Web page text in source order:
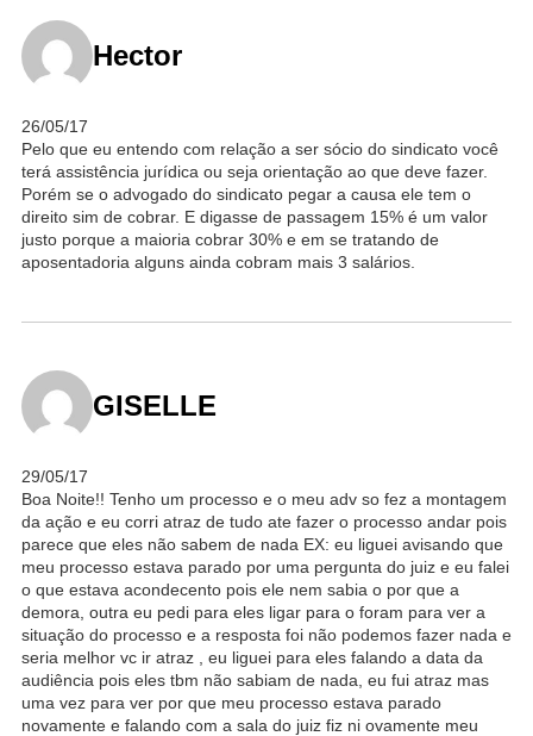
Hector
26/05/17
Pelo que eu entendo com relação a ser sócio do sindicato você
terá assistência jurídica ou seja orientação ao que deve fazer.
Porém se o advogado do sindicato pegar a causa ele tem o
direito sim de cobrar. E digasse de passagem 15% é um valor
justo porque a maioria cobrar 30% e em se tratando de
aposentadoria alguns ainda cobram mais 3 salários.
GISELLE
29/05/17
Boa Noite!! Tenho um processo e o meu adv so fez a montagem
da ação e eu corri atraz de tudo ate fazer o processo andar pois
parece que eles não sabem de nada EX: eu liguei avisando que
meu processo estava parado por uma pergunta do juiz e eu falei
o que estava acondecento pois ele nem sabia o por que a
demora, outra eu pedi para eles ligar para o foram para ver a
situação do processo e a resposta foi não podemos fazer nada e
seria melhor vc ir atraz , eu liguei para eles falando a data da
audiência pois eles tbm não sabiam de nada, eu fui atraz mas
uma vez para ver por que meu processo estava parado
novamente e falando com a sala do juiz fiz ni ovamente meu